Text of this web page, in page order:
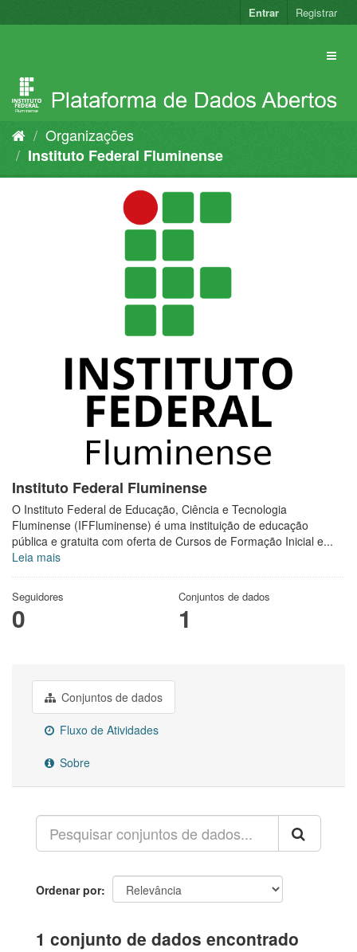
para
Entrar Registrar
Organizações
Instituto Federal Fluminense
Instituto Federal Fluminense
O Instituto Federal de Educação, Ciência e Tecnologia
Fluminense (IFFluminense) é uma instituição de educação
pública e gratuita com oferta de Cursos de Formação Inicial e...
Leia mais
Seguidores
0
Conjuntos de dados
1
Conjuntos de dados
Fluxo de Atividades
Sobre
Ordenar por
1 conjunto de dados encontrado